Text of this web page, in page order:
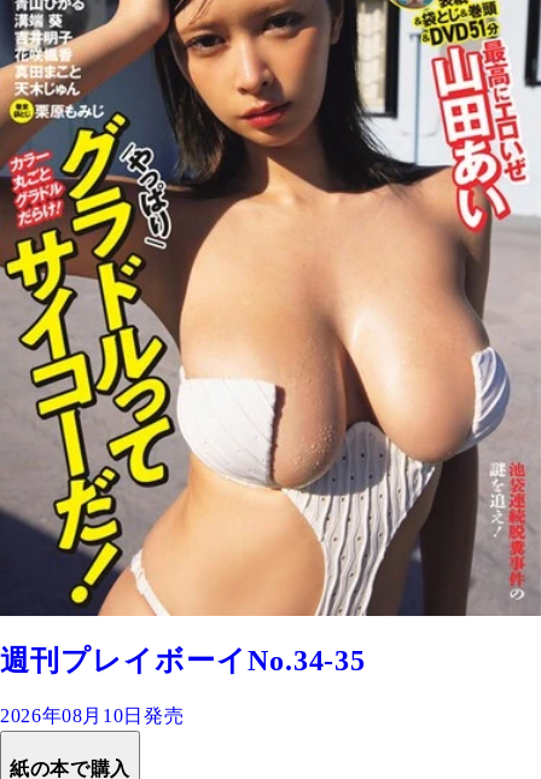
週刊プレイボーイNo.34-35
2026年08月10日発売
紙の本で購入